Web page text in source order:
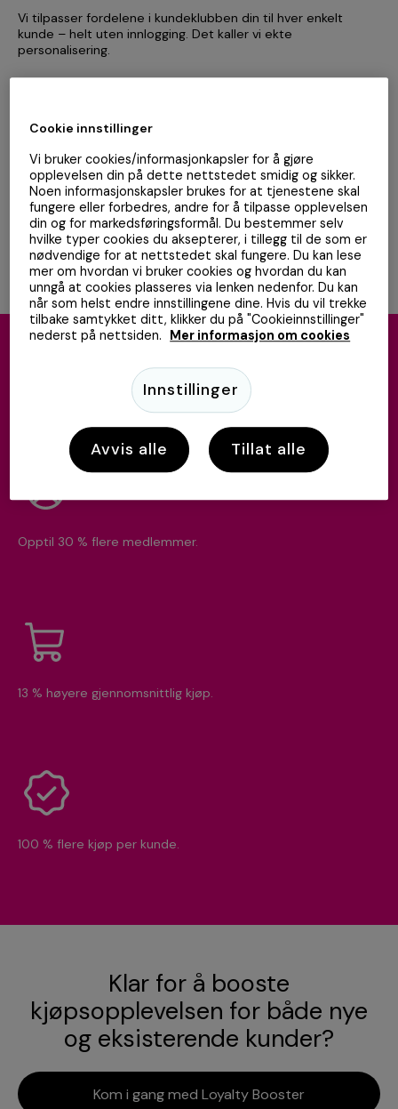
Vi tilpasser fordelene i kundeklubben din til hver enkelt
kunde – helt uten innlogging. Det kaller vi ekte
personalisering.
Når en kunde melder seg inn, samler vi inn en fullstendig
profil – slik at du kan lage tilbud som treffer blink, i stedet
for å skyte i blinde.
Lojalitet som lønner seg.
Med Loyalty Booster kan du få:
Opptil 30 % flere medlemmer.
13 % høyere gjennomsnittlig kjøp.
100 % flere kjøp per kunde.
Klar for å booste
kjøpsopplevelsen for både nye
og eksisterende kunder?
Kom i gang med Loyalty Booster
Cookie innstillinger
Vi bruker cookies/informasjonkapsler for å gjøre
opplevelsen din på dette nettstedet smidig og sikker.
Noen informasjonskapsler brukes for at tjenestene skal
fungere eller forbedres, andre for å tilpasse opplevelsen
din og for markedsføringsformål. Du bestemmer selv
hvilke typer cookies du aksepterer, i tillegg til de som er
nødvendige for at nettstedet skal fungere. Du kan lese
mer om hvordan vi bruker cookies og hvordan du kan
unngå at cookies plasseres via lenken nedenfor. Du kan
når som helst endre innstillingene dine. Hvis du vil trekke
tilbake samtykket ditt, klikker du på "Cookieinnstillinger"
nederst på nettsiden.
Mer informasjon om cookies
Innstillinger
Avvis alle Tillat alle